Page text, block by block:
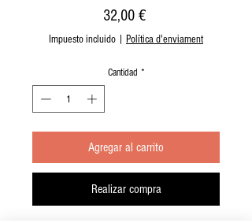
32,00 €Precio
Impuesto incluido Política d'enviament
Cantidad *
Agregar al carrito
Realizar compra